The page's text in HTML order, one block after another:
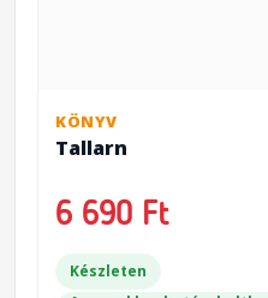
KÖNYV
Tallarn
6 690 Ft
Készleten